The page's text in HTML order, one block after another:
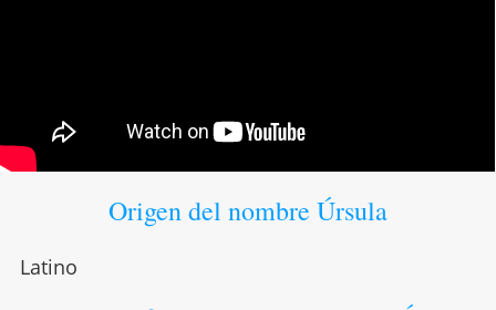
Origen del nombre Úrsula
Latino